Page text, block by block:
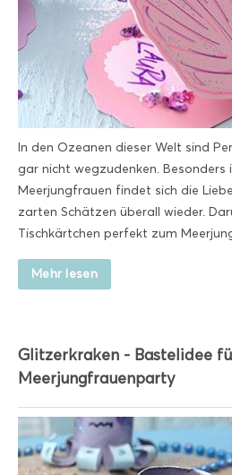
In den Ozeanen dieser Welt sind
gar nicht wegzudenken. Besonders
Meerjungfrauen findet sich die
zarten Schätzen überall wieder.
Tischkärtchen perfekt zum
Mehr lesen
Glitzerkraken - Bastelidee
Meerjungfrauenparty